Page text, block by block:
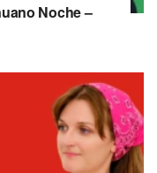
Noche –